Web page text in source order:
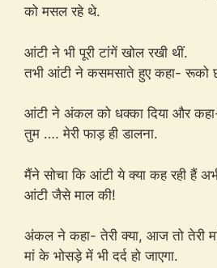
को मसल रहे थे.
आंटी ने भी पूरी टांगें खोल रखी थीं.
तभी आंटी ने कसमसाते हुए कहा- रूको
आंटी ने अंकल को धक्का दिया और
तुम …. मेरी फाड़ ही डालना.
मैंने सोचा कि आंटी ये क्या कह रही हैं
आंटी जैसे माल की!
अंकल ने कहा- तेरी क्या, आज तो तेरी
मां के भोसड़े में भी दर्द हो जाएगा.